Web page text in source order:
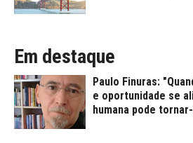
Em destaque
Paulo Finuras:
e oportunidade se
humana pode